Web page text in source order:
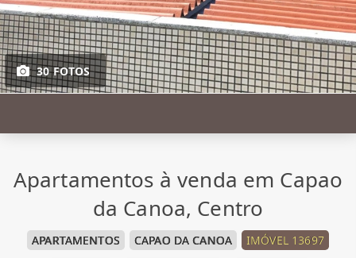
30 FOTOS
Apartamentos à venda em Capao
da Canoa, Centro
APARTAMENTOS CAPAO DA CANOA IMÓVEL 13697